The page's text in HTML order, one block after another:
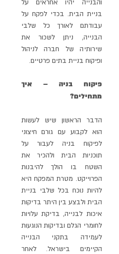
והבנייה יהיו אחראים על
בניית הבית. בכדי לפקח על
עבודתם לאורך כל שלבי
הבנייה, ניתן לשכור את
שירותיה של חברה לניהול
ופיקוח בניית בתים פרטיים.
פיקוח בניה – איך
מתחילים?
הדבר הראשון שיש לעשות
הוא לקבוע עם גורם חיצוני
לפיקוח בניה לעבור על
תוכניות הבית ולהכיר את
השטח בו הולך להיבנות
הפרוייקט. מטרת המפקח היא
להיות נוכח בכל שלבי בניית
הבית ולבצע בין היתר בדיקות
איכות לבנייה, בדיקת עלויות
לחומרי הגלם ובדיקות הנוגעות
לעמידה בתקני הבנייה
הקיימים בישראל. לאחר